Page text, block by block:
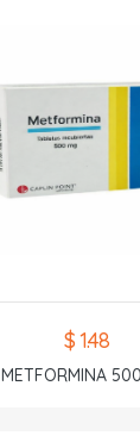
$ 1.48
METFORMINA